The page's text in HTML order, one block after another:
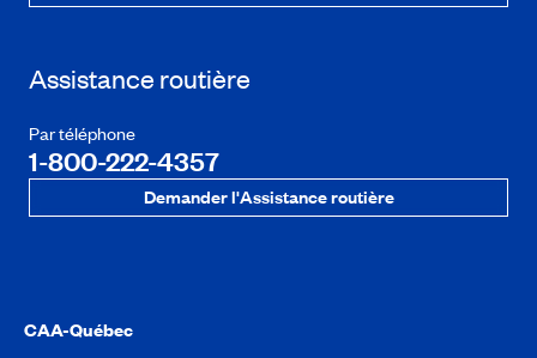
Assistance routière
Par téléphone
1-800-222-4357
Demander l'Assistance routière
CAA-Québec